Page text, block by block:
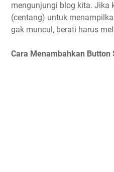
mengunjungi blog kita. Jika
(centang) untuk
gak muncul, berati harus
Cara Menambahkan Button